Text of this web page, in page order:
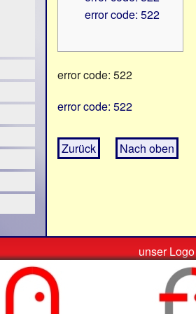
error code: 522
error code: 522
error code: 522
Zurück Nach oben
unser Logo